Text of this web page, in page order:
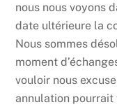
nous nous voyons
date ultérieure la
Nous sommes
moment
vouloir nous
annulation pourrait